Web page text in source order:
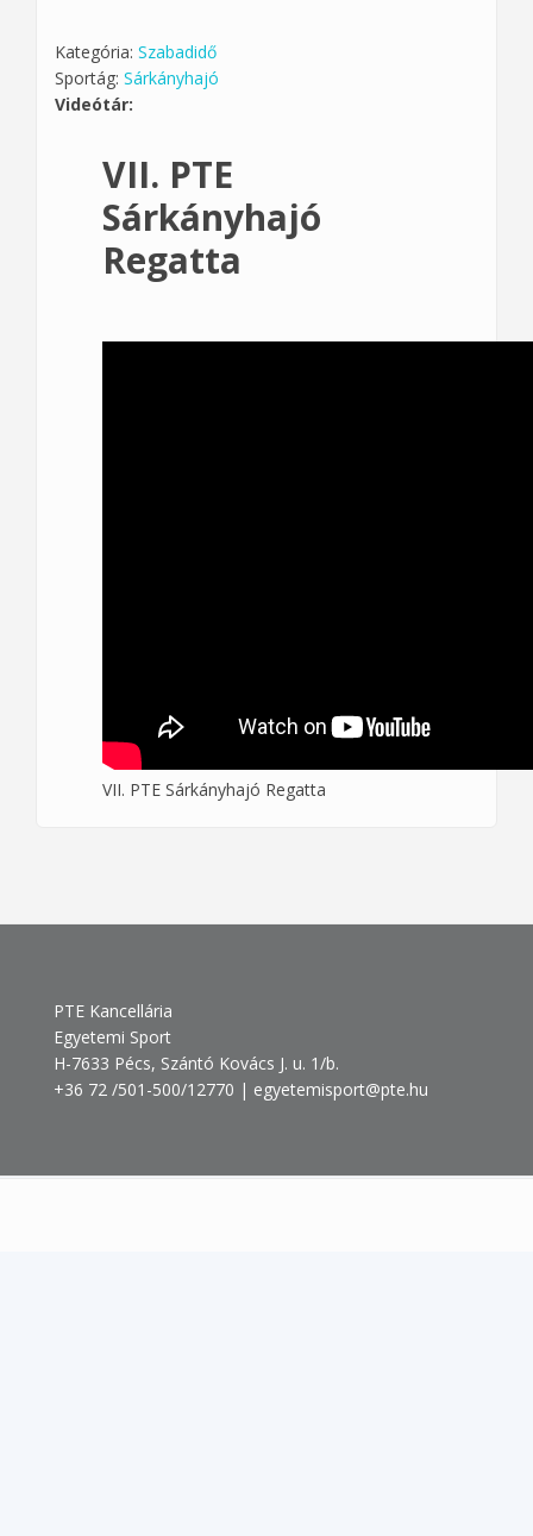
Kategória: Szabadidő
Sportág: Sárkányhajó
Videótár:
VII. PTE
Sárkányhajó
Regatta
VII. PTE Sárkányhajó Regatta
PTE Kancellária
Egyetemi Sport
H-7633 Pécs, Szántó Kovács J. u. 1/b.
+36 72 /501-500/12770 | egyetemisport@pte.hu